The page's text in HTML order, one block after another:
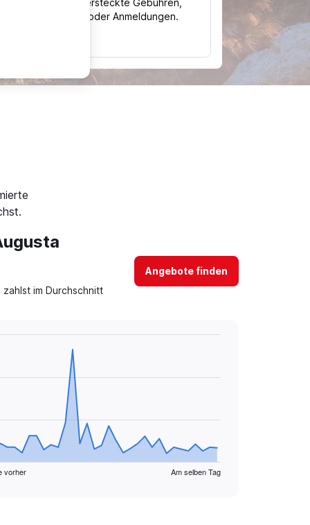
ohne versteckte Gebühren,
Kosten oder Anmeldungen.
im Durchschnitt
Angebote finden
vorher Am selben Tag